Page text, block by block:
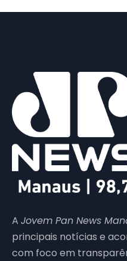
A Jovem Pan News
principais notícias e
com foco em